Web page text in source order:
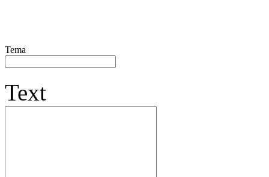
Tema
Text